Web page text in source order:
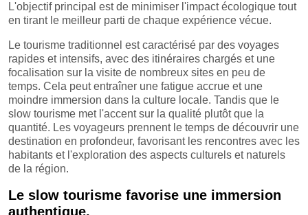
L'objectif principal est de minimiser l'impact écologique tout
en tirant le meilleur parti de chaque expérience vécue.
Le tourisme traditionnel est caractérisé par des voyages
rapides et intensifs, avec des itinéraires chargés et une
focalisation sur la visite de nombreux sites en peu de
temps. Cela peut entraîner une fatigue accrue et une
moindre immersion dans la culture locale. Tandis que le
slow tourisme met l'accent sur la qualité plutôt que la
quantité. Les voyageurs prennent le temps de découvrir une
destination en profondeur, favorisant les rencontres avec les
habitants et l'exploration des aspects culturels et naturels
de la région.
Le slow tourisme favorise une immersion
authentique.